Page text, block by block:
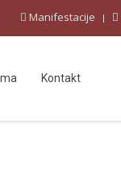
Manifestacije
Kontakt